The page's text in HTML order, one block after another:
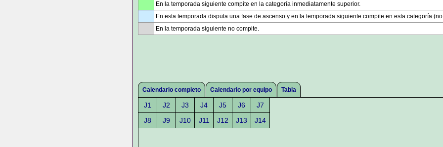
En la temporada siguiente compite en la categoría inmediatamente superior.
En esta temporada disputa una fase de ascenso y en la temporada siguiente compite en esta categoría
En la temporada siguiente no compite.
Calendario completo Calendario por equipo Tabla
J1 J2 J3 J4 J5 J6
J7
J8
J9 J10 J11 J12 J13 J14